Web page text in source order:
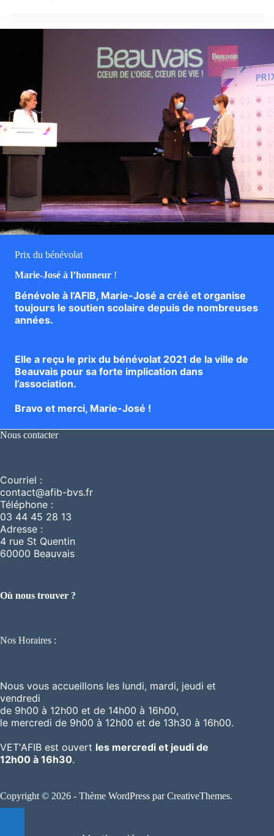
Prix du bénévolat
Marie-José à l’honneur !
Bénévole à l’AFIB, Marie-José a créé et organise
toujours le soutien scolaire depuis de nombreuses
années.
Elle a reçu le prix du bénévolat 2021 de la ville de
Beauvais pour sa forte implication dans
l’association.
Bravo et merci, Marie-José !
Nous contacter
Courriel :
contact@afib-bvs.fr
Téléphone :
03 44 45 28 13
Adresse :
4 rue St Quentin
60000 Beauvais
Où nous trouver ?
Nos Horaires :
Nous vous accueillons les lundi, mardi, jeudi et
vendredi
de 9h00 à 12h00 et de 14h00 à 16h00,
le mercredi de 9h00 à 12h00 et de 13h30 à 16h00.
VET'AFIB est ouvert les mercredi et jeudi de
12h00 à 16h30.
Copyright © 2026 - Thème WordPress parCreativeThemes.